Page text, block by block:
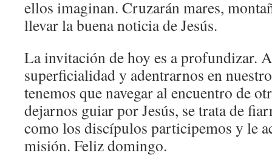
ellos imaginan. Cruzarán mares,
llevar la buena noticia de Jesús.
La invitación de hoy es a profundizar.
superficialidad y adentrarnos en
tenemos que navegar al encuentro de
dejarnos guiar por Jesús, se trata de
como los discípulos participemos y le
misión. Feliz domingo.